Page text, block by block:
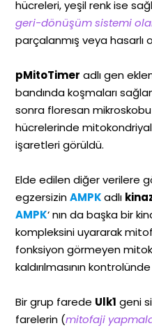
hücreleri, yeşil renk ise
geri-dönüşüm sistemi
parçalanmış veya
pMitoTimer adlı gen
bandında koşmaları
sonra floresan
hücrelerinde
işaretleri görüldü.
Elde edilen diğer verilere
egzersizinAMPK adlı
AMPK‘ nın da başka bir
kompleksini uyararak
fonksiyon görmeyen
kaldırılmasının
Bir grup farede Ulk1 geni
farelerin (mitofaji